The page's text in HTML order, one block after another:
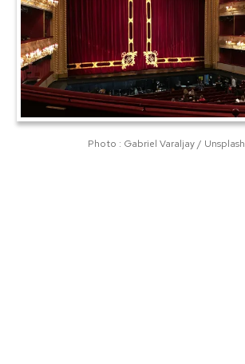
Photo : Gabriel Varaljay / Unsplash